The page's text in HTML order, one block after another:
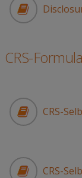
CRS-
CRS-
CRS-